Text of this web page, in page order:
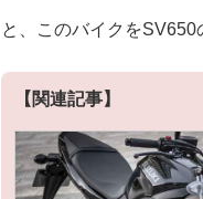
と、このバイクをSV650
【関連記事】